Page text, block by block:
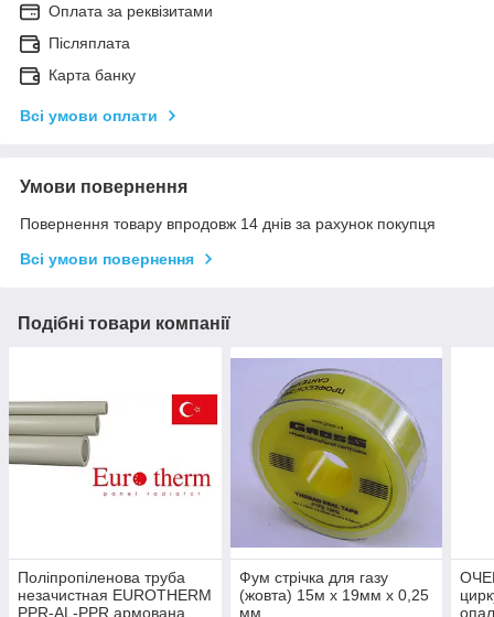
Оплата за реквізитами
Післяплата
Карта банку
Всі умови оплати
Умови повернення
Повернення товару впродовж 14 днів за рахунок покупця
Всі умови повернення
Подібні товари компанії
Поліпропіленова труба
незачистная EUROTHERM
PPR-AL-PPR армована
Фум стрічка для газу
(жовта) 15м х 19мм х 0,25
мм